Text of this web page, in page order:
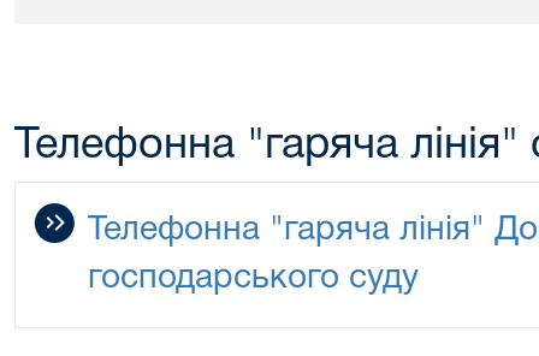
Телефонна "гаряча лінія"
Телефонна "гаряча лінія"
господарського суду